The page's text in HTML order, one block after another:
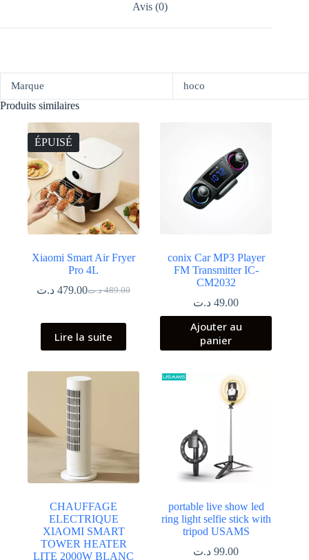
Avis (0)
Marque hoco
Produits similaires
ÉPUISÉ
Xiaomi Smart Air Fryer
Pro 4L
489.00 د.تLe
était :
479.00 د.ت
Le
Lire la suite
conix Car MP3 Player
FM Transmitter IC-
CM2032
49.00 د.ت
Ajouter au
panier
CHAUFFAGE
ELECTRIQUE
XIAOMI SMART
TOWER HEATER
LITE 2000W BLANC
portable live show led
ring light selfie stick with
tripod USAMS
99.00 د.ت